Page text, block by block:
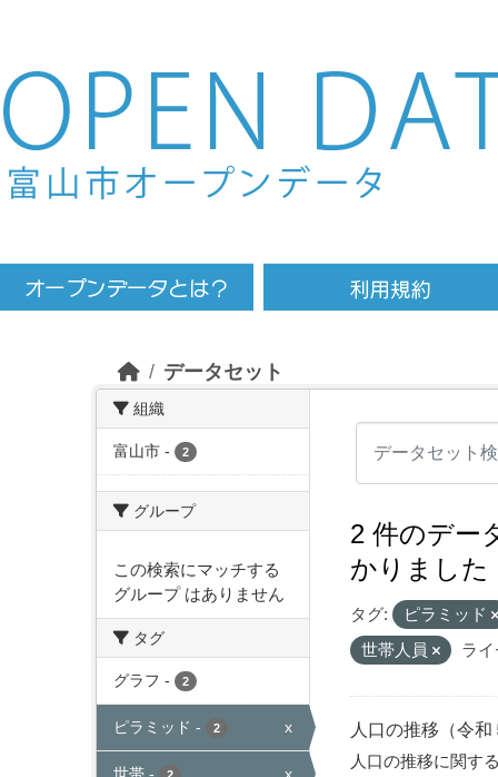
Skip to main content
データセット
組織
富山市 - 2
グループ
この検索にマッチする
グループ はありません
タグ
グラフ - 2
ピラミッド - 2 x
2 件のデー
かりました
タグ:
ピラミッド
世帯人員
ラ
人口の推移（令和
人口の推移に関す